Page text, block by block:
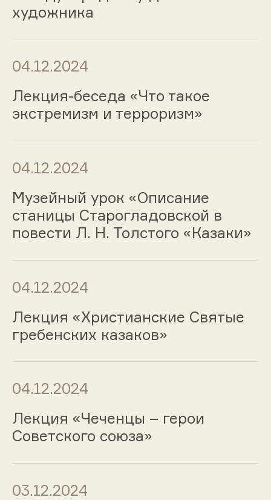
художника
04.12.2024
Лекция-беседа «Что такое
экстремизм и терроризм»
04.12.2024
Музейный урок «Описание
станицы Старогладовской в
повести Л. Н. Толстого «Казаки»
04.12.2024
Лекция «Христианские Святые
гребенских казаков»
04.12.2024
Лекция «Чеченцы – герои
Советского союза»
03.12.2024